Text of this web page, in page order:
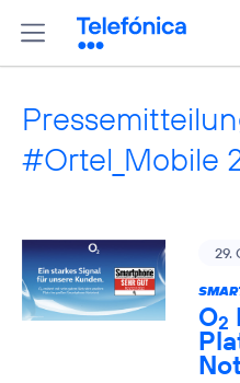
#Ortel_Mobile
29.
O2